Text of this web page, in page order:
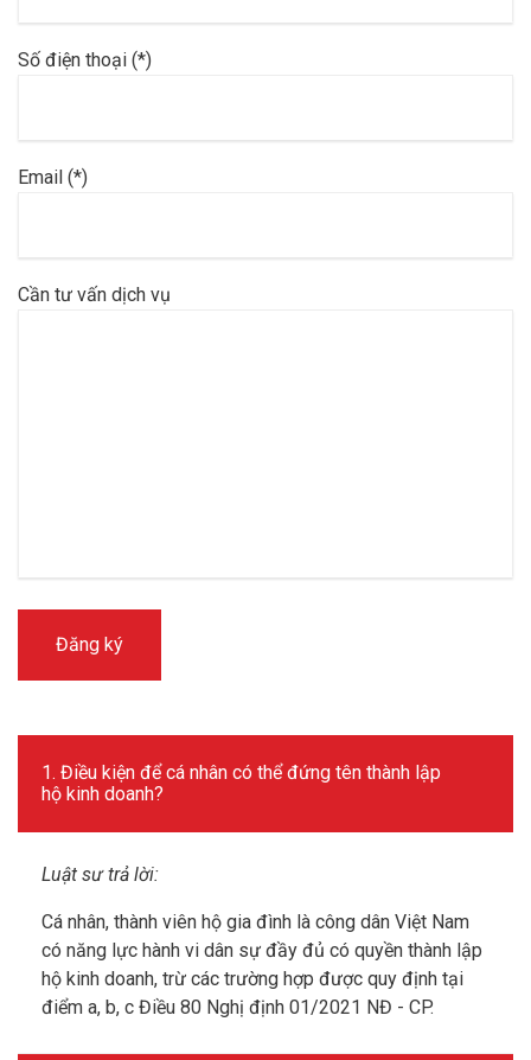
Số điện thoại (*)
Email (*)
Cần tư vấn dịch vụ
1. Điều kiện để cá nhân có thể đứng tên thành lập
hộ kinh doanh?
Luật sư trả lời:
Cá nhân, thành viên hộ gia đình là công dân Việt Nam
có năng lực hành vi dân sự đầy đủ có quyền thành lập
hộ kinh doanh, trừ các trường hợp được quy định tại
điểm a, b, c Điều 80 Nghị định 01/2021 NĐ - CP.